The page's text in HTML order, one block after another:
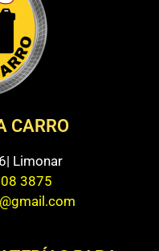
CARRO
Limonar
3875